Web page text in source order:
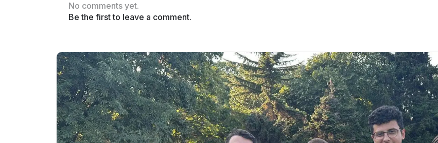
No comments yet.
Be the first to leave a comment.